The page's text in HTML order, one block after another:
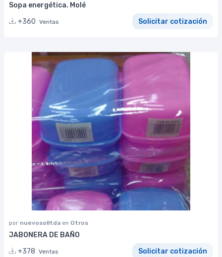
Sopa energética. Molé
+360 Ventas Solicitar cotización
por nuevosolltda en Otros
JABONERA DE BAÑO
+378 Ventas Solicitar cotización